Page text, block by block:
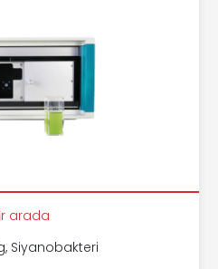
arada
Siyanobakteri